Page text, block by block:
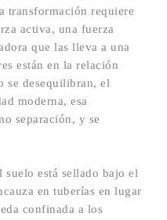
transformación requiere
activa, una fuerza
que las lleva a una
están en la relación
se desequilibran, el
moderna, esa
separación, y se
suelo está sellado bajo el
en tuberías en lugar
confinada a los